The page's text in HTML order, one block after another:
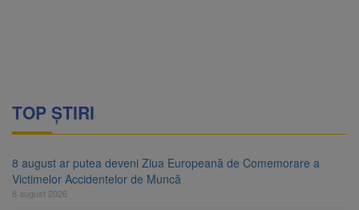
TOP ȘTIRI
8 august ar putea deveni Ziua Europeană de Comemorare a
Victimelor Accidentelor de Muncă
8 august 2026